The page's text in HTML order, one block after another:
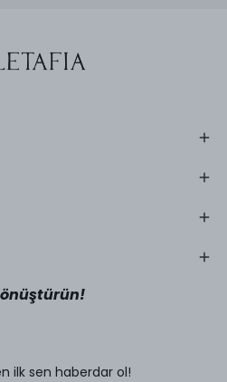
ilk sen haberdar ol!